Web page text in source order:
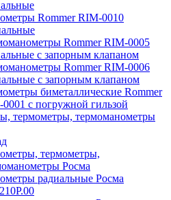
Rommer RIM-0010
Rommer RIM-0005
с запорным клапаном
Rommer RIM-0006
с запорным клапаном
биметаллические Rommer
с погружной гильзой
термометры, термоманометры
термометры,
Росма
радиальные Росма